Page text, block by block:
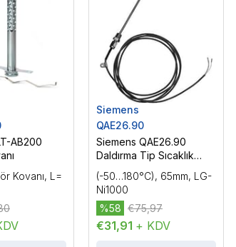
AB200
Kovanı, L=
Siemens
QAE26.90
Siemens QAE26.90
Daldırma Tip Sıcaklık
Sensörü
(-50…180°C), 65mm, LG-
Ni1000
€31,91 + KDV
%58 €75,97